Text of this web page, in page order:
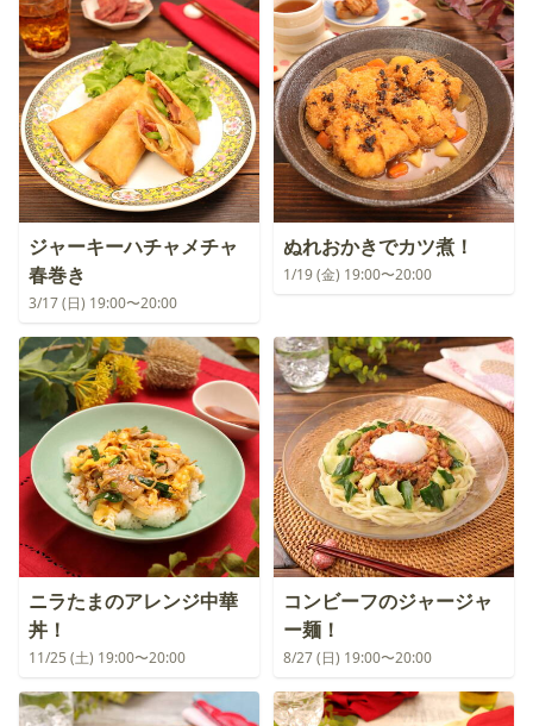
ジャーキーハチャメチャ
春巻き
3/17 (日) 19:00〜20:00
ぬれおかきでカツ煮！
1/19 (金) 19:00〜20:00
ニラたまのアレンジ中華
丼！
11/25 (土) 19:00〜20:00
コンビーフのジャージャ
ー麺！
8/27 (日) 19:00〜20:00